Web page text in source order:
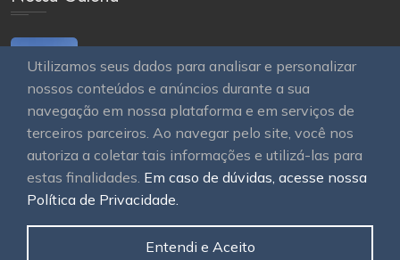
Utilizamos seus dados para analisar e personalizar
nossos conteúdos e anúncios durante a sua
navegação em nossa plataforma e em serviços de
terceiros parceiros. Ao navegar pelo site, você nos
autoriza a coletar tais informações e utilizá-las para
estas finalidades. Em caso de dúvidas, acesse nossa
Política de Privacidade.
Entendi e Aceito
OAWEB site e sistemas para imobiliárias
os direitos reservados.